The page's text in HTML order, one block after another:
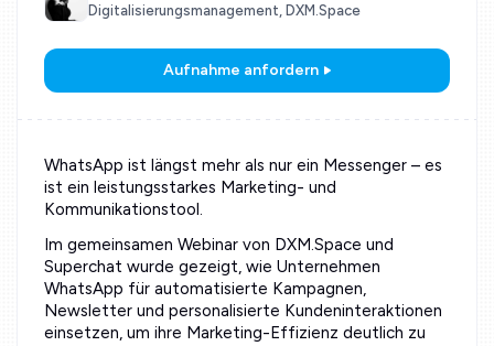
Digitalisierungsmanagement, DXM.Space
Aufnahme anfordern
WhatsApp ist längst mehr als nur ein Messenger – es
ist ein leistungsstarkes Marketing- und
Kommunikationstool.
Im gemeinsamen Webinar von DXM.Space und
Superchat wurde gezeigt, wie Unternehmen
WhatsApp für automatisierte Kampagnen,
Newsletter und personalisierte Kundeninteraktionen
einsetzen, um ihre Marketing-Effizienz deutlich zu